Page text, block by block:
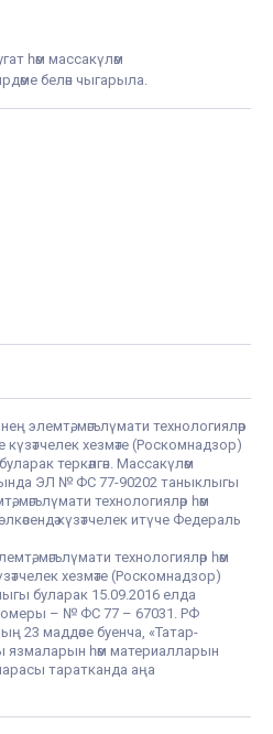
һәм массакүләм
белән чыгарыла.
элемтә, мәгълүмати технологияләр
күзәтчелек хезмәте (Роскомнадзор)
теркәлгән. Массакүләм
ЭЛ № ФС 77-90202 таныклыгы
мәгълүмати технологияләр һәм
күзәтчелек итүче Федераль
мәгълүмати технологияләр һәм
хезмәте (Роскомнадзор)
буларак 15.09.2016 елда
номеры – № ФС 77 – 67031. РФ
23 маддәсе буенча, «Татар-
язмаларын һәм материалларын
таратканда аңа